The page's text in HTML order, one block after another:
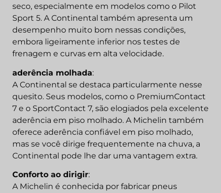
seco, especialmente em modelos como o Pilot
Sport 5. A Continental também apresenta um
desempenho muito bom nessas condições,
embora ligeiramente inferior nos testes de
frenagem e curvas em alta velocidade.
aderência molhada:
A Continental se destaca particularmente nesse
quesito. Seus modelos, como o PremiumContact
7 e o SportContact 7, são elogiados pela excelente
aderência em piso molhado. A Michelin também
oferece aderência confiável em piso molhado,
mas se você dirige frequentemente na chuva, a
Continental pode lhe dar uma vantagem extra.
Conforto ao dirigir:
A Michelin é conhecida por fabricar pneus